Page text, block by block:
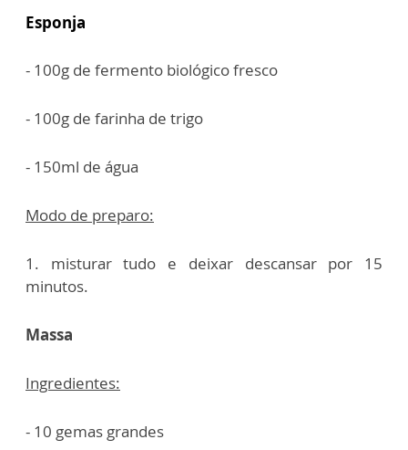
Esponja
- 100g de fermento biológico fresco
- 100g de farinha de trigo
- 150ml de água
Modo de preparo:
1. misturar tudo e deixar descansar por 15
minutos.
Massa
Ingredientes:
- 10 gemas grandes